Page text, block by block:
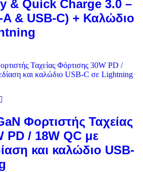
& Quick Charge 3.0 –
& USB-C) + Καλώδιο
Φορτιστής Ταχείας
PD / 18W QC με
και καλώδιο USB-